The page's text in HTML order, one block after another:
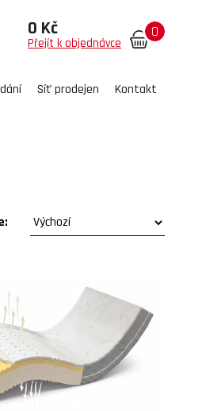
0 Kč
Přejít k objednávce
0
Síť prodejen Kontakt